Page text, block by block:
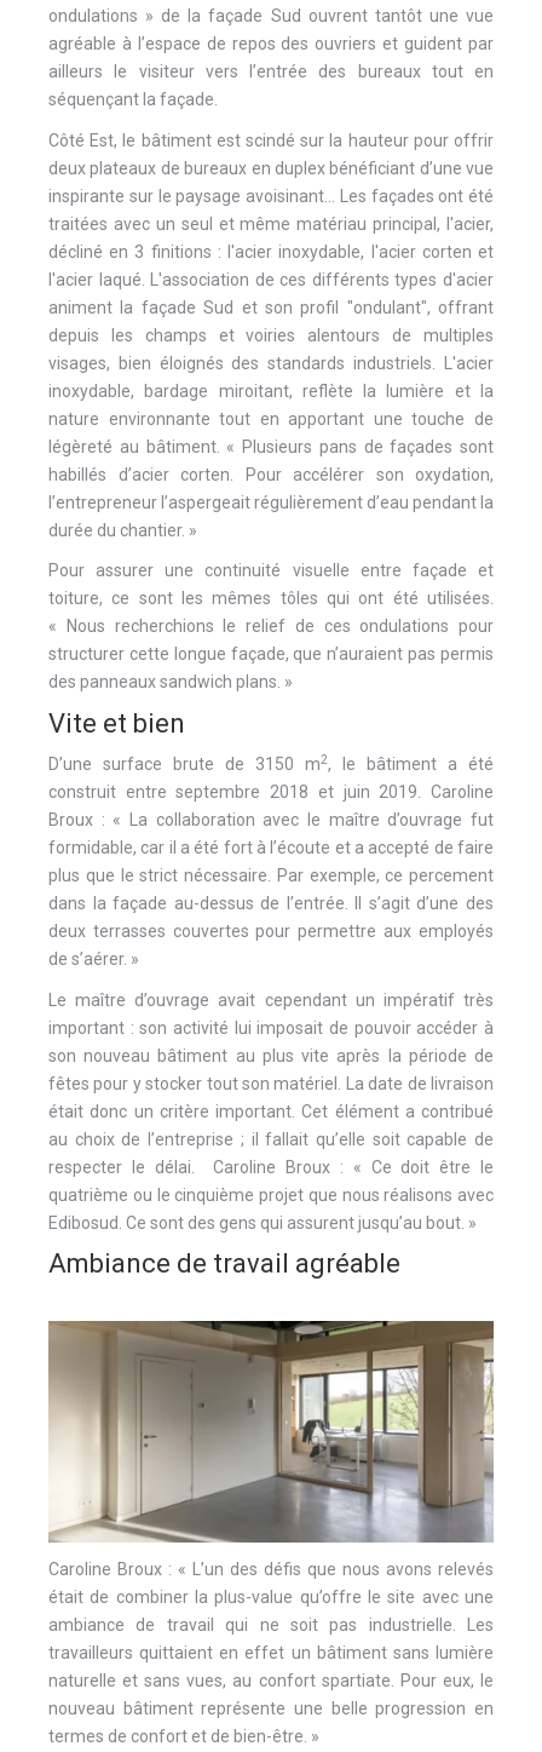
ondulations » de la façade Sud ouvrent tantôt une vue
agréable à l’espace de repos des ouvriers et guident par
ailleurs le visiteur vers l’entrée des bureaux tout en
séquençant la façade.
Côté Est, le bâtiment est scindé sur la hauteur pour offrir
deux plateaux de bureaux en duplex bénéficiant d’une vue
inspirante sur le paysage avoisinant… Les façades ont été
traitées avec un seul et même matériau principal, l'acier,
décliné en 3 finitions : l'acier inoxydable, l'acier corten et
l'acier laqué. L'association de ces différents types d'acier
animent la façade Sud et son profil "ondulant", offrant
depuis les champs et voiries alentours de multiples
visages, bien éloignés des standards industriels. L'acier
inoxydable, bardage miroitant, reflète la lumière et la
nature environnante tout en apportant une touche de
légèreté au bâtiment. « Plusieurs pans de façades sont
habillés d’acier corten. Pour accélérer son oxydation,
l’entrepreneur l’aspergeait régulièrement d’eau pendant la
durée du chantier. »
Pour assurer une continuité visuelle entre façade et
toiture, ce sont les mêmes tôles qui ont été utilisées.
« Nous recherchions le relief de ces ondulations pour
structurer cette longue façade, que n’auraient pas permis
des panneaux sandwich plans. »
Vite et bien
D’une surface brute de 3150 m2, le bâtiment a été
construit entre septembre 2018 et juin 2019. Caroline
Broux : « La collaboration avec le maître d’ouvrage fut
formidable, car il a été fort à l’écoute et a accepté de faire
plus que le strict nécessaire. Par exemple, ce percement
dans la façade au-dessus de l’entrée. Il s’agit d’une des
deux terrasses couvertes pour permettre aux employés
de s’aérer. »
Le maître d’ouvrage avait cependant un impératif très
important : son activité lui imposait de pouvoir accéder à
son nouveau bâtiment au plus vite après la période de
fêtes pour y stocker tout son matériel. La date de livraison
était donc un critère important. Cet élément a contribué
au choix de l’entreprise ; il fallait qu’elle soit capable de
respecter le délai. Caroline Broux : « Ce doit être le
quatrième ou le cinquième projet que nous réalisons avec
Edibosud. Ce sont des gens qui assurent jusqu’au bout. »
Ambiance de travail agréable
Caroline Broux : « L’un des défis que nous avons relevés
était de combiner la plus-value qu’offre le site avec une
ambiance de travail qui ne soit pas industrielle. Les
travailleurs quittaient en effet un bâtiment sans lumière
naturelle et sans vues, au confort spartiate. Pour eux, le
nouveau bâtiment représente une belle progression en
termes de confort et de bien-être. »